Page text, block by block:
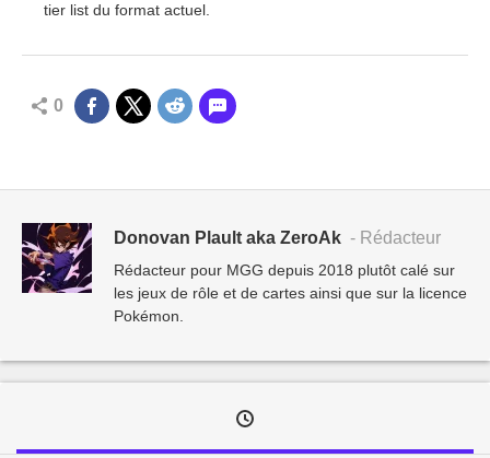
tier list du format actuel.
0
Donovan Plault aka ZeroAk - Rédacteur
Rédacteur pour MGG depuis 2018 plutôt calé sur
les jeux de rôle et de cartes ainsi que sur la licence
Pokémon.